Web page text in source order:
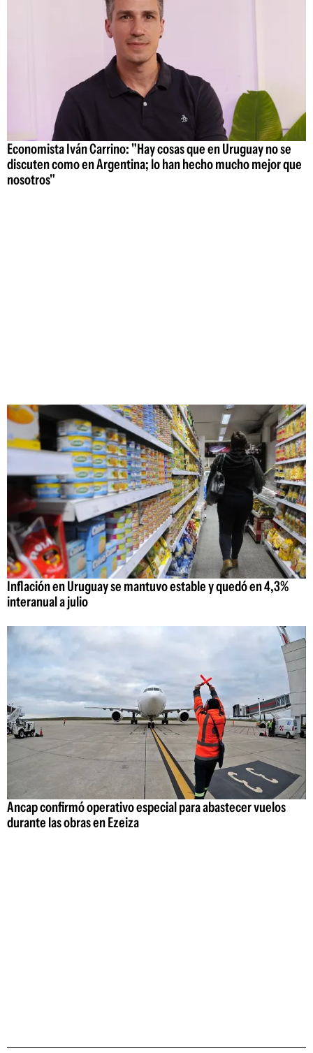
Economista Iván Carrino: "Hay cosas que en Uruguay no se
discuten como en Argentina; lo han hecho mucho mejor que
nosotros"
Inflación en Uruguay se mantuvo estable y quedó en 4,3%
interanual a julio
Ancap confirmó operativo especial para abastecer vuelos
durante las obras en Ezeiza